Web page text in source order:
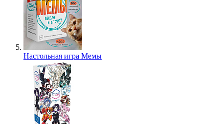
Настольная игра Мемы